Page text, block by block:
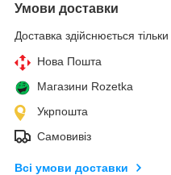
Умови доставки
Доставка здійснюється
Нова Пошта
Магазини Rozetka
Укрпошта
Самовивіз
Всі умови доставки